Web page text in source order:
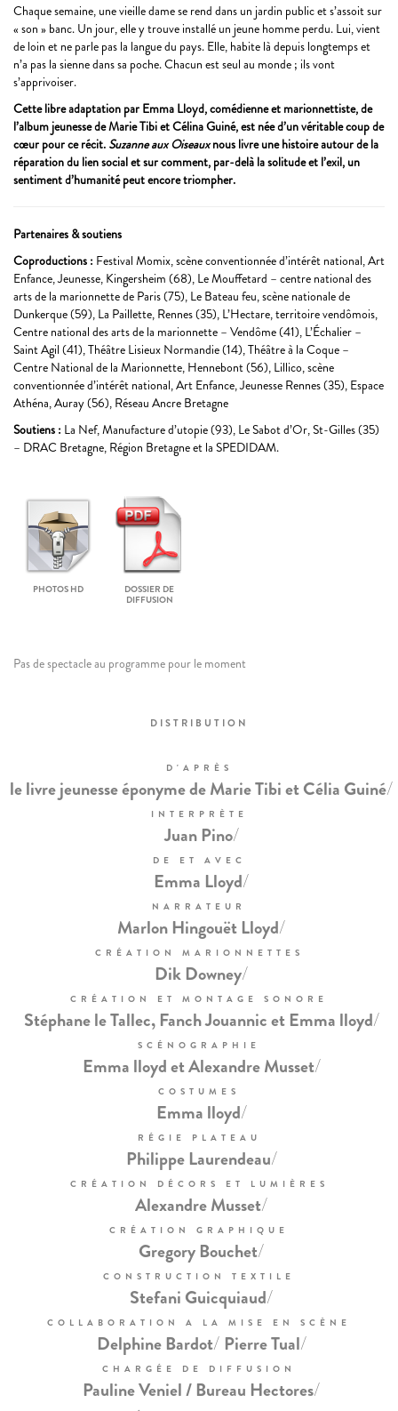
Chaque semaine, une vieille dame se rend dans un jardin public et s’assoit sur
« son » banc. Un jour, elle y trouve installé un jeune homme perdu. Lui, vient
de loin et ne parle pas la langue du pays. Elle, habite là depuis longtemps et
n’a pas la sienne dans sa poche. Chacun est seul au monde ; ils vont
s’apprivoiser.
Cette libre adaptation par Emma Lloyd, comédienne et marionnettiste, de
l’album jeunesse de Marie Tibi et Célina Guiné, est née d’un véritable coup de
cœur pour ce récit. Suzanne aux Oiseauxnous livre une histoire autour de la
réparation du lien social et sur comment, par-delà la solitude et l’exil, un
sentiment d’humanité peut encore triompher.
Partenaires & soutiens
Coproductions : Festival Momix, scène conventionnée d’intérêt national, Art
Enfance, Jeunesse, Kingersheim (68), Le Mouffetard – centre national des
arts de la marionnette de Paris (75), Le Bateau feu, scène nationale de
Dunkerque (59), La Paillette, Rennes (35), L’Hectare, territoire vendômois,
Centre national des arts de la marionnette – Vendôme (41), L’Échalier –
Saint Agil (41), Théâtre Lisieux Normandie (14), Théâtre à la Coque –
Centre National de la Marionnette, Hennebont (56), Lillico, scène
conventionnée d’intérêt national, Art Enfance, Jeunesse Rennes (35), Espace
Athéna, Auray (56), Réseau Ancre Bretagne
Soutiens : La Nef, Manufacture d’utopie (93), Le Sabot d’Or, St-Gilles (35)
– DRAC Bretagne, Région Bretagne et la SPEDIDAM.
PHOTOS HD
DOSSIER DE
DIFFUSION
Pas de spectacle au programme pour le moment
DISTRIBUTION
D'APRÈS
le livre jeunesse éponyme de Marie Tibi et Célia Guiné/
INTERPRÈTE
Juan Pino/
DE ET AVEC
Emma Lloyd/
NARRATEUR
Marlon Hingouët Lloyd/
CRÉATION MARIONNETTES
Dik Downey/
CRÉATION ET MONTAGE SONORE
Stéphane le Tallec, Fanch Jouannic et Emma lloyd/
SCÉNOGRAPHIE
Emma lloyd et Alexandre Musset/
COSTUMES
Emma lloyd/
RÉGIE PLATEAU
Philippe Laurendeau/
CRÉATION DÉCORS ET LUMIÈRES
Alexandre Musset/
CRÉATION GRAPHIQUE
Gregory Bouchet/
CONSTRUCTION TEXTILE
Stefani Guicquiaud/
COLLABORATION A LA MISE EN SCÈNE
Delphine Bardot/ Pierre Tual/
CHARGÉE DE DIFFUSION
Pauline Veniel / Bureau Hectores/